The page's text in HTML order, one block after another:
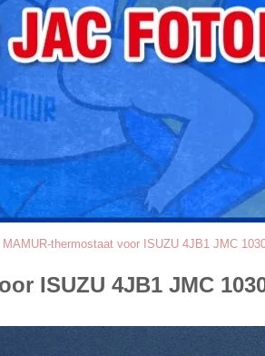
MAMUR-thermostaat voor ISUZU 4JB1 JMC
ISUZU 4JB1 JMC